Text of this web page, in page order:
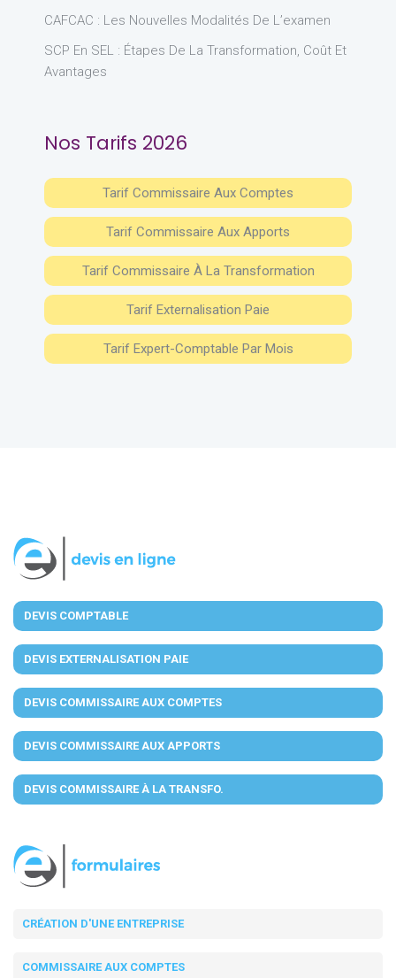
CAFCAC : Les Nouvelles Modalités De L’examen
SCP En SEL : Étapes De La Transformation, Coût Et
Avantages
Nos Tarifs 2026
Tarif Commissaire Aux Comptes
Tarif Commissaire Aux Apports
Tarif Commissaire À La Transformation
Tarif Externalisation Paie
Tarif Expert-Comptable Par Mois
DEVIS COMPTABLE
DEVIS EXTERNALISATION PAIE
DEVIS COMMISSAIRE AUX COMPTES
DEVIS COMMISSAIRE AUX APPORTS
DEVIS COMMISSAIRE À LA TRANSFO.
CRÉATION D'UNE ENTREPRISE
COMMISSAIRE AUX COMPTES